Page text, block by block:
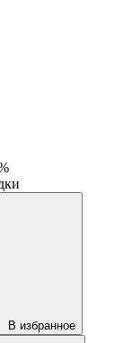
В избранное